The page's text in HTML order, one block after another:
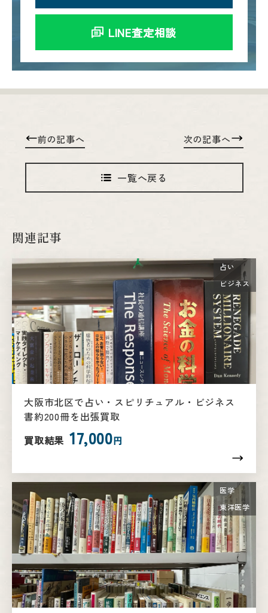
LINE査定相談
前の記事へ
一覧へ戻る
次の記事へ
関連記事
占い
ビジネス
大阪市北区で占い・スピリチュアル・ビジネス
書約200冊を出張買取
買取結果 17,000円
医学
東洋医学